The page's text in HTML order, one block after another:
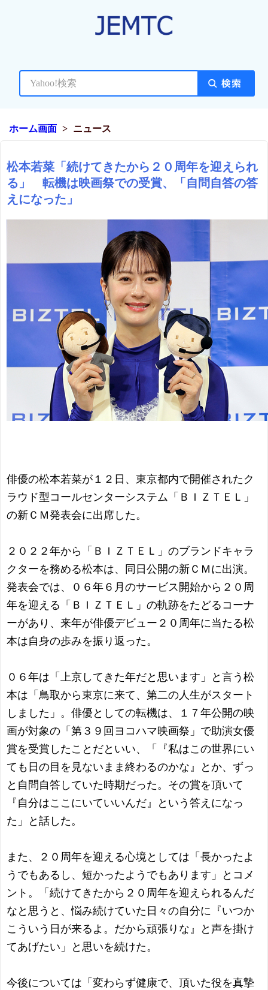
ホーム画面 ニュース
松本若菜「続けてきたから２０周年を迎えられ
る」 転機は映画祭での受賞、「自問自答の答
えになった」
俳優の松本若菜が１２日、東京都内で開催されたク
ラウド型コールセンターシステム「ＢＩＺＴＥＬ」
の新ＣＭ発表会に出席した。
２０２２年から「ＢＩＺＴＥＬ」のブランドキャラ
クターを務める松本は、同日公開の新ＣＭに出演。
発表会では、０６年６月のサービス開始から２０周
年を迎える「ＢＩＺＴＥＬ」の軌跡をたどるコーナ
ーがあり、来年が俳優デビュー２０周年に当たる松
本は自身の歩みを振り返った。
０６年は「上京してきた年だと思います」と言う松
本は「鳥取から東京に来て、第二の人生がスタート
しました」。俳優としての転機は、１７年公開の映
画が対象の「第３９回ヨコハマ映画祭」で助演女優
賞を受賞したことだといい、「『私はこの世界にい
ても日の目を見ないまま終わるのかな』とか、ずっ
と自問自答していた時期だった。その賞を頂いて
『自分はここにいていいんだ』という答えになっ
た」と話した。
また、２０周年を迎える心境としては「長かったよ
うでもあるし、短かったようでもあります」とコメ
ント。「続けてきたから２０周年を迎えられるんだ
なと思うと、悩み続けていた日々の自分に『いつか
こういう日が来るよ。だから頑張りな』と声を掛け
てあげたい」と思いを続けた。
今後については「変わらず健康で、頂いた役を真摯